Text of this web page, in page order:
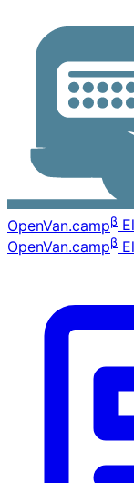
OpenVan.campβ
OpenVan.campβ